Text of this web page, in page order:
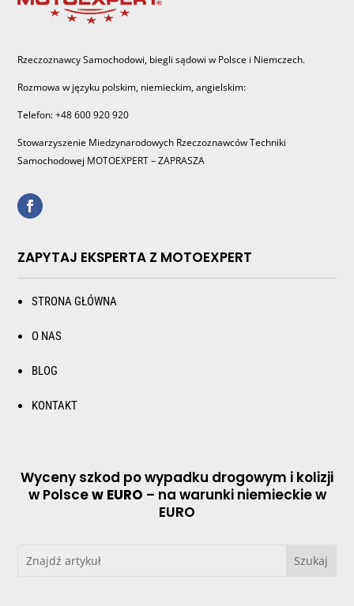
Rzeczoznawcy Samochodowi, biegli sądowi w Polsce i Niemczech.
Rozmowa w języku polskim, niemieckim, angielskim:
Telefon: +48 600 920 920
Stowarzyszenie Miedzynarodowych Rzeczoznawców Techniki
Samochodowej MOTOEXPERT – ZAPRASZA
ZAPYTAJ EKSPERTA Z MOTOEXPERT
STRONA GŁÓWNA
O NAS
BLOG
KONTAKT
Wyceny szkod po wypadku drogowym i kolizji
w Polscew EURO – na warunki niemieckie w
EURO